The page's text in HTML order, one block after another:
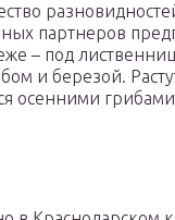
партнеров
– под
и березой.
грибами.